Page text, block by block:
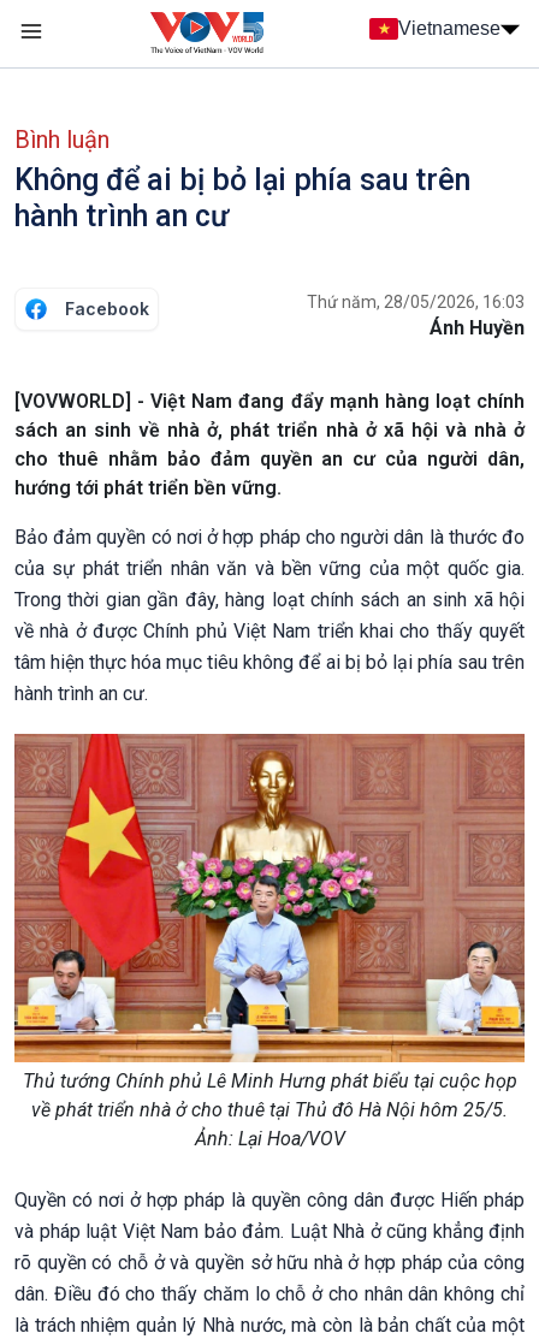
Nhảy đến nội dung
Vietnamese
Bình luận
Không để ai bị bỏ lại phía sau trên
hành trình an cư
Facebook Thứ năm, 28/05/2026, 16:03
Ánh Huyền
[VOVWORLD] - Việt Nam đang đẩy mạnh hàng loạt chính
sách an sinh về nhà ở, phát triển nhà ở xã hội và nhà ở
cho thuê nhằm bảo đảm quyền an cư của người dân,
hướng tới phát triển bền vững.
Bảo đảm quyền có nơi ở hợp pháp cho người dân là thước đo
của sự phát triển nhân văn và bền vững của một quốc gia.
Trong thời gian gần đây, hàng loạt chính sách an sinh xã hội
về nhà ở được Chính phủ Việt Nam triển khai cho thấy quyết
tâm hiện thực hóa mục tiêu không để ai bị bỏ lại phía sau trên
hành trình an cư.
Thủ tướng Chính phủ Lê Minh Hưng phát biểu tại cuộc họp
về phát triển nhà ở cho thuê tại Thủ đô Hà Nội hôm 25/5.
Ảnh: Lại Hoa/VOV
Quyền có nơi ở hợp pháp là quyền công dân được Hiến pháp
và pháp luật Việt Nam bảo đảm. Luật Nhà ở cũng khẳng định
rõ quyền có chỗ ở và quyền sở hữu nhà ở hợp pháp của công
dân. Điều đó cho thấy chăm lo chỗ ở cho nhân dân không chỉ
là trách nhiệm quản lý Nhà nước, mà còn là bản chất của một